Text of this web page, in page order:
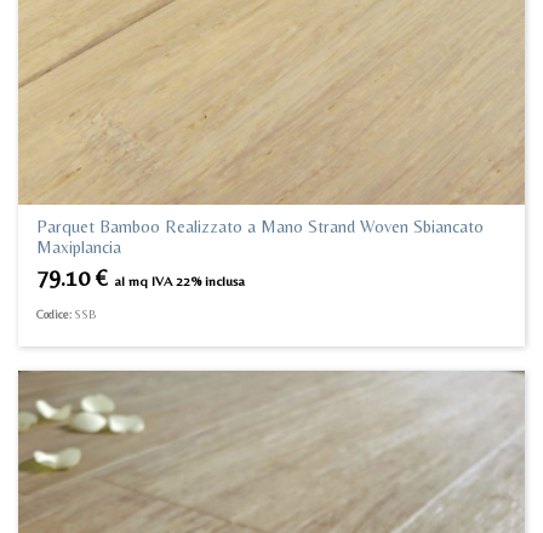
Parquet Bamboo Realizzato a Mano Strand Woven Sbiancato
Maxiplancia
79.10€ al mq IVA 22% inclusa
Codice: SSB